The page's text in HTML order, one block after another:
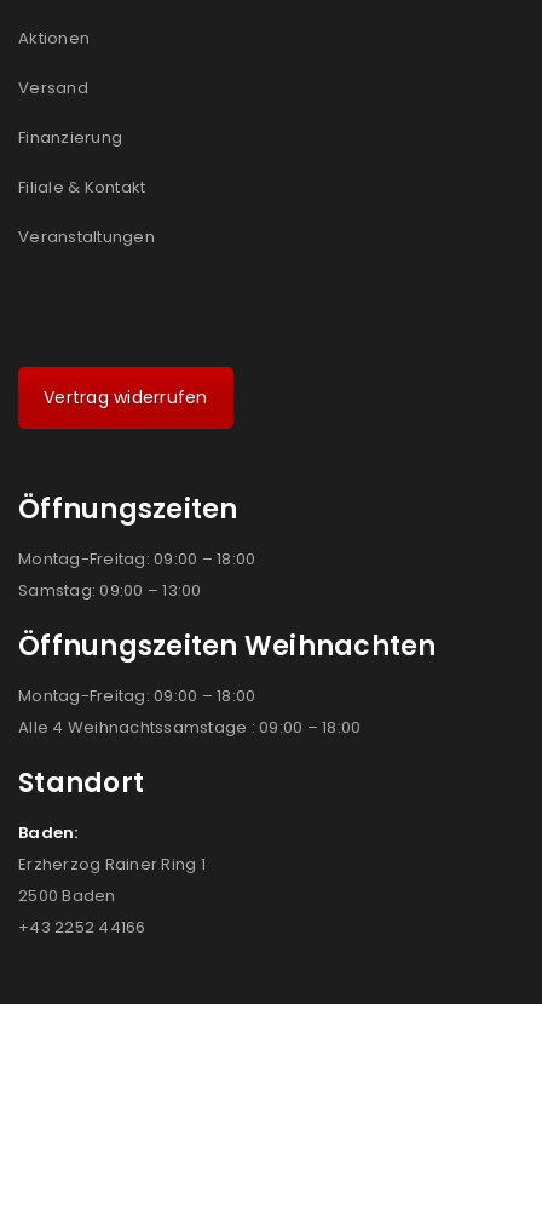
Aktionen
Versand
Finanzierung
Filiale & Kontakt
Veranstaltungen
Vertrag widerrufen
Öffnungszeiten
Montag-Freitag: 09:00 – 18:00
Samstag: 09:00 – 13:00
Öffnungszeiten Weihnachten
Montag-Freitag: 09:00 – 18:00
Alle 4 Weihnachtssamstage : 09:00 – 18:00
Standort
Baden:
Erzherzog Rainer Ring 1
2500 Baden
+43 2252 44166